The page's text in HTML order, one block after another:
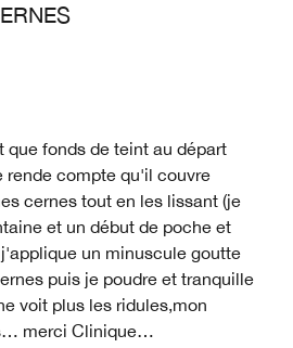
que fonds de teint au départ
rende compte qu'il couvre
cernes tout en les lissant (je
et un début de poche et
un minuscule goutte
puis je poudre et tranquille
voit plus les ridules,mon
merci Clinique…